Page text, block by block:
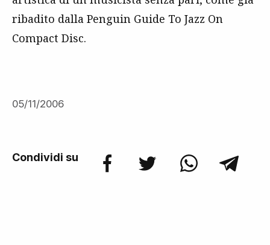
ribadito dalla Penguin Guide To Jazz On
Compact Disc.
05/11/2006
Condividi su